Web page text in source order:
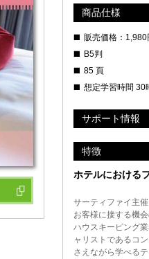
商品仕様
販売価格： 1,980
B5判
85 頁
想定学習時間 30
サポート情報
特徴
ホテルにおける
サーティファイ主
お客様に接する機
ハウスキーピング
ャリストであるコ
さえながら学べる